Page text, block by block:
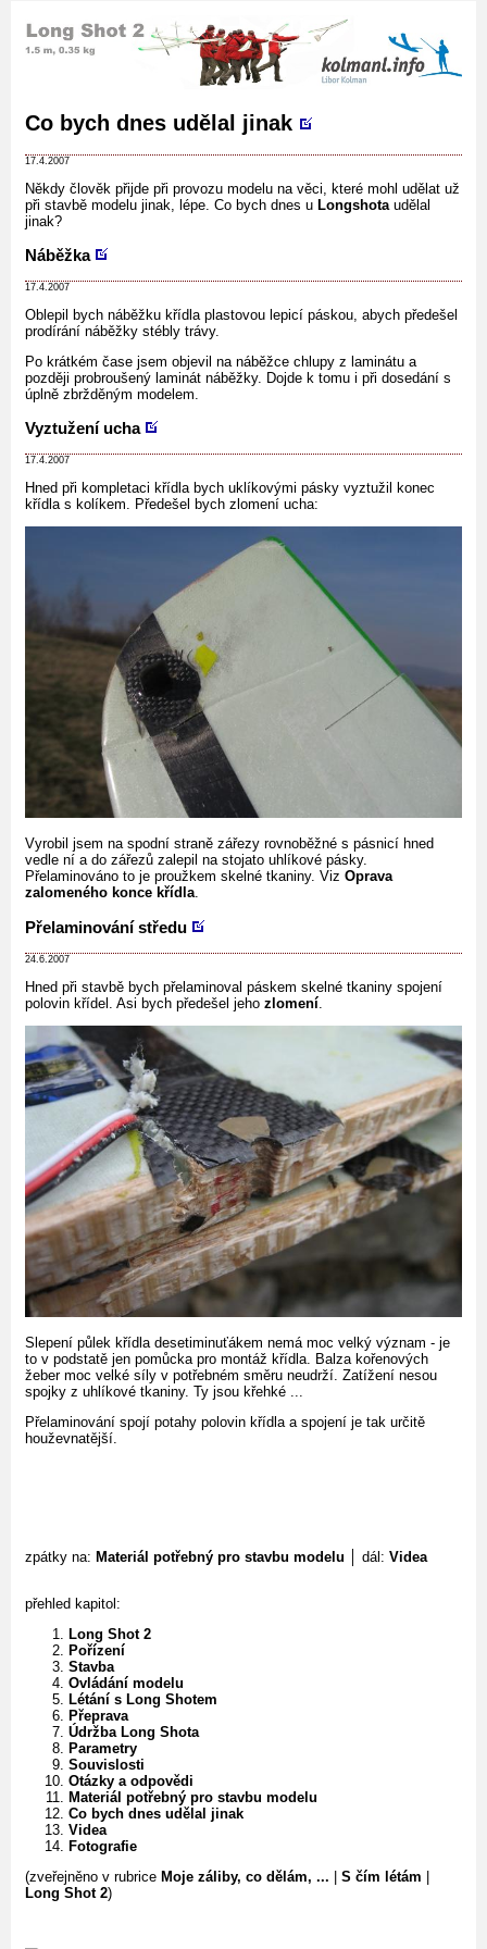
Co bych dnes udělal jinak
17.4.2007
Někdy člověk přijde při provozu modelu na věci, které mohl udělat už
při stavbě modelu jinak, lépe. Co bych dnes u Longshota udělal
jinak?
Náběžka
17.4.2007
Oblepil bych náběžku křídla plastovou lepicí páskou, abych předešel
prodírání náběžky stébly trávy.
Po krátkém čase jsem objevil na náběžce chlupy z laminátu a
později probroušený laminát náběžky. Dojde k tomu i při dosedání s
úplně zbržděným modelem.
Vyztužení ucha
17.4.2007
Hned při kompletaci křídla bych uklíkovými pásky vyztužil konec
křídla s kolíkem. Předešel bych zlomení ucha:
Vyrobil jsem na spodní straně zářezy rovnoběžné s pásnicí hned
vedle ní a do zářezů zalepil na stojato uhlíkové pásky.
Přelaminováno to je proužkem skelné tkaniny. Viz Oprava
zalomeného konce křídla.
Přelaminování středu
24.6.2007
Hned při stavbě bych přelaminoval páskem skelné tkaniny spojení
polovin křídel. Asi bych předešel jeho zlomení
Slepení půlek křídla desetiminuťákem nemá moc velký význam - je
to v podstatě jen pomůcka pro montáž křídla. Balza kořenových
žeber moc velké síly v potřebném směru neudrží. Zatížení nesou
spojky z uhlíkové tkaniny. Ty jsou křehké ...
Přelaminování spojí potahy polovin křídla a spojení je tak určitě
houževnatější.
zpátky na: Materiál potřebný pro stavbu modelu │ dál: Videa
přehled kapitol:
Long Shot 2
Pořízení
Stavba
Ovládání modelu
Létání s Long Shotem
Přeprava
Údržba Long Shota
Parametry
Souvislosti
Otázky a odpovědi
Materiál potřebný pro stavbu modelu
Co bych dnes udělal jinak
Videa
Fotografie
(zveřejněno v rubrice Moje záliby, co dělám, ... S čím létám
Long Shot 2)